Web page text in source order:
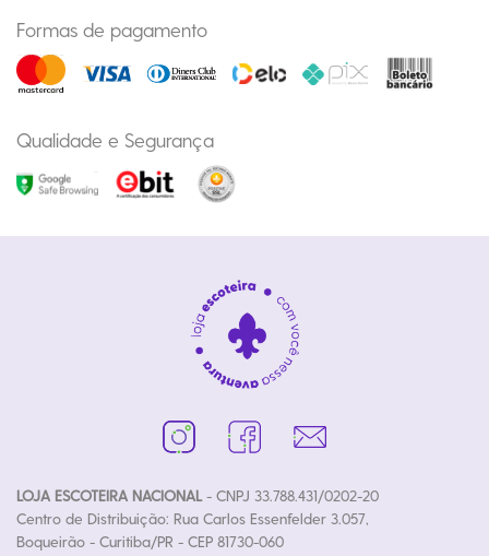
Formas de pagamento
Qualidade e Segurança
LOJA ESCOTEIRA NACIONAL- CNPJ 33.788.431/0202-20
Centro de Distribuição: Rua Carlos Essenfelder 3.057,
Boqueirão - Curitiba/PR - CEP 81730-060